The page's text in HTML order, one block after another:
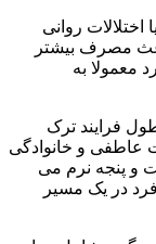
اختلالات روانی
مصرف بیشتر
معمولا به
فرایند ترک
عاطفی و خانوادگی
و پنجه نرم می
در یک مسیر